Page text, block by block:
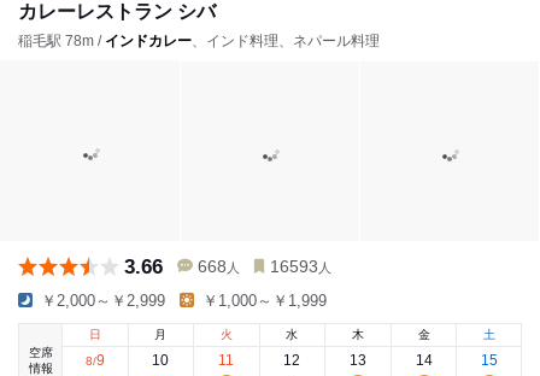
カレーレストラン シバ
稲毛駅 78m / インドカレー、インド料理、ネパール料理
3.66 668 人 16593 人
￥2,000～￥2,999 ￥1,000～￥1,999
空席
情報
日
8/9
月
10
火
11
水
12
木
13
金
14
土
15